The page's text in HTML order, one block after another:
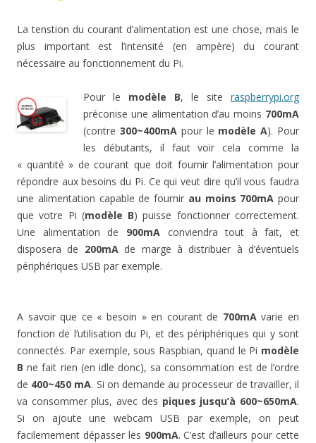
La tenstion du courant d’alimentation est une chose, mais le
plus important est l’intensité (en ampère) du courant
nécessaire au fonctionnement du Pi.
Pour le modèle B, le site raspberrypi.org
préconise une alimentation d’au moins 700mA
(contre 300~400mApour le modèle A). Pour
les débutants, il faut voir cela comme la
« quantité » de courant que doit fournir l’alimentation pour
répondre aux besoins du Pi. Ce qui veut dire qu’il vous faudra
une alimentation capable de fournir au moins 700mA pour
que votre Pi (modèle B) puisse fonctionner correctement.
Une alimentation de 900mAconviendra tout à fait, et
disposera de 200mAde marge à distribuer à d’éventuels
périphériques USB par exemple.
A savoir que ce « besoin » en courant de 700mAvarie en
fonction de l’utilisation du Pi, et des périphériques qui y sont
connectés. Par exemple, sous Raspbian, quand le Pi modèle
B ne fait rien (en idle donc), sa consommation est de l’ordre
de 400~450 mA. Si on demande au processeur de travailler, il
va consommer plus, avec des piques jusqu’à 600~650mA.
Si on ajoute une webcam USB par exemple, on peut
facilemement dépasser les 900mA. C’est d’ailleurs pour cette